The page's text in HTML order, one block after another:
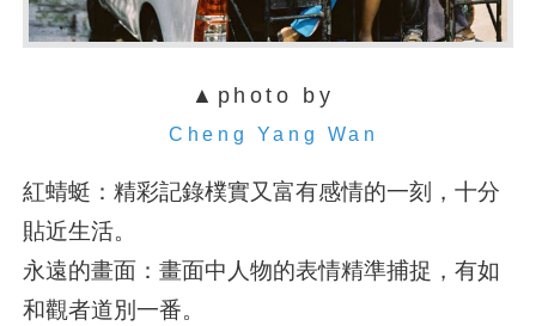
▲photo by
Cheng Yang Wan
紅蜻蜓：精彩記錄樸實又富有感情的一刻，十分
貼近生活。
永遠的畫面：畫面中人物的表情精準捕捉，有如
和觀者道別一番。